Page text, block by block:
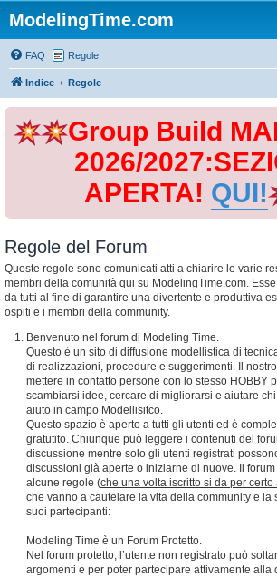
ModelingTime.com
FAQ Regole
Indice Regole
Group Build
2026/
APERTA! QUI!
Regole del Forum
Queste regole sono comunicati atti a chiarire le varie
membri della comunità qui su ModelingTime.com.
da tutti al fine di garantire una divertente e produttiva
ospiti e i membri della community.
Benvenuto nel forum di Modeling Time.
Questo è un sito di diffusione modellistica di
di realizzazioni, procedure e suggerimenti. Il
mettere in contatto persone con lo stesso HOBBY
scambiarsi idee, cercare di migliorarsi e aiutare
aiuto in campo Modellisitco.
Questo spazio è aperto a tutti gli utenti ed è
gratutito. Chiunque può leggere i contenuti del
discussione mentre solo gli utenti registrati
discussioni già aperte o iniziarne di nuove. Il forum
alcune regole (che una volta iscritto si da per certo
che vanno a cautelare la vita della community e la
suoi partecipanti:
Modeling Time è un Forum Protetto.
Nel forum protetto, l’utente non registrato può
argomenti e per poter partecipare attivamente alla